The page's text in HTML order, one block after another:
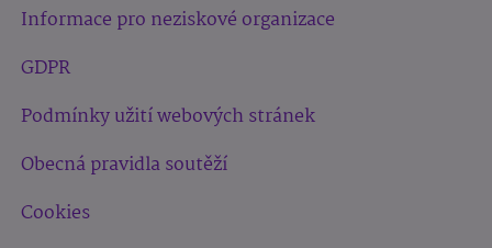
Informace pro neziskové organizace
GDPR
Podmínky užití webových stránek
Obecná pravidla soutěží
Cookies